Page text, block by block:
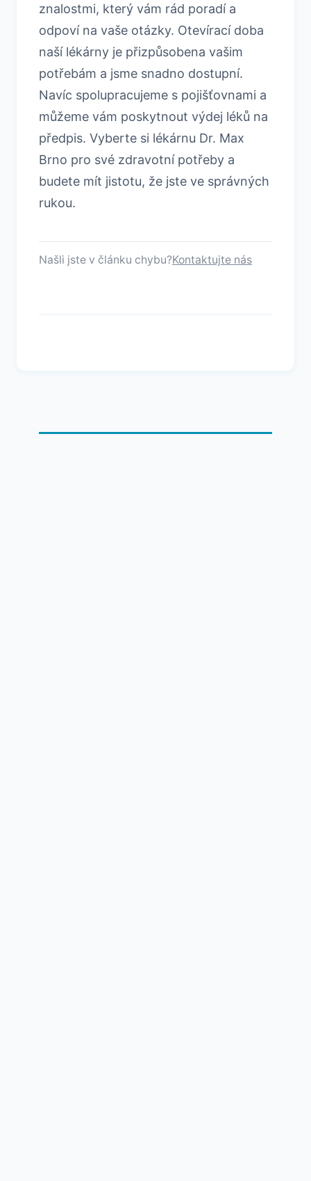
znalostmi, který vám rád poradí a
odpoví na vaše otázky. Otevírací doba
naší lékárny je přizpůsobena vašim
potřebám a jsme snadno dostupní.
Navíc spolupracujeme s pojišťovnami a
můžeme vám poskytnout výdej léků na
předpis. Vyberte si lékárnu Dr. Max
Brno pro své zdravotní potřeby a
budete mít jistotu, že jste ve správných
rukou.
Našli jste v článku chybu?Kontaktujte nás